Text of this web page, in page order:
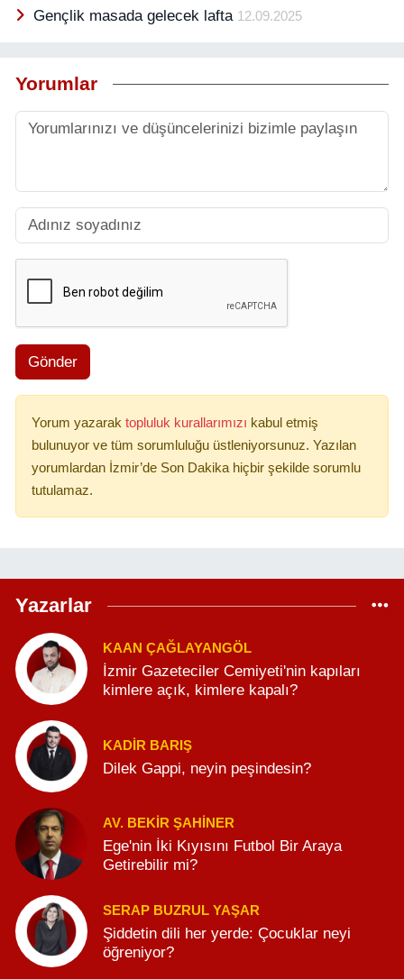
Gençlik masada gelecek lafta 12.09.2025
Yorumlar
Gönder
Yorum yazarak topluluk kurallarımızı kabul etmiş
bulunuyor ve tüm sorumluluğu üstleniyorsunuz. Yazılan
yorumlardan İzmir’de Son Dakika hiçbir şekilde sorumlu
tutulamaz.
Yazarlar
KAAN ÇAĞLAYANGÖL
İzmir Gazeteciler Cemiyeti'nin kapıları
kimlere açık, kimlere kapalı?
KADIR BARIŞ
Dilek Gappi, neyin peşindesin?
AV. BEKIR ŞAHINER
Ege'nin İki Kıyısını Futbol Bir Araya
Getirebilir mi?
SERAP BUZRUL YAŞAR
Şiddetin dili her yerde: Çocuklar neyi
öğreniyor?